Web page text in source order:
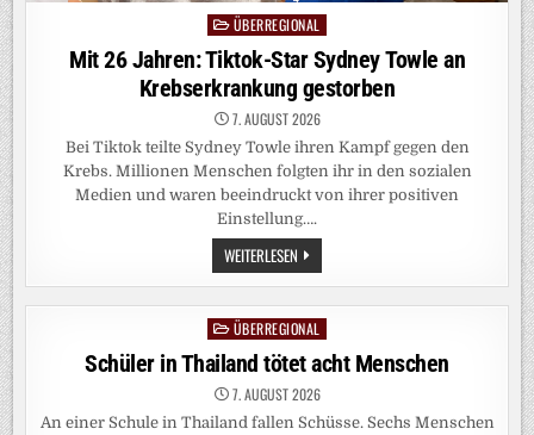
Posted
in
ÜBERREGIONAL
Mit 26 Jahren: Tiktok-Star Sydney Towle an
Krebserkrankung gestorben
7. AUGUST 2026
Bei Tiktok teilte Sydney Towle ihren Kampf gegen den
Krebs. Millionen Menschen folgten ihr in den sozialen
Medien und waren beeindruckt von ihrer positiven
Einstellung….
WEITERLESEN MIT
26
JAHREN:
STAR
SYDNEY TOWLE
AN
KREBSERKRANKUNG
GESTORBEN
Posted
in
ÜBERREGIONAL
Schüler in Thailand tötet acht Menschen
7. AUGUST 2026
An einer Schule in Thailand fallen Schüsse. Sechs Menschen